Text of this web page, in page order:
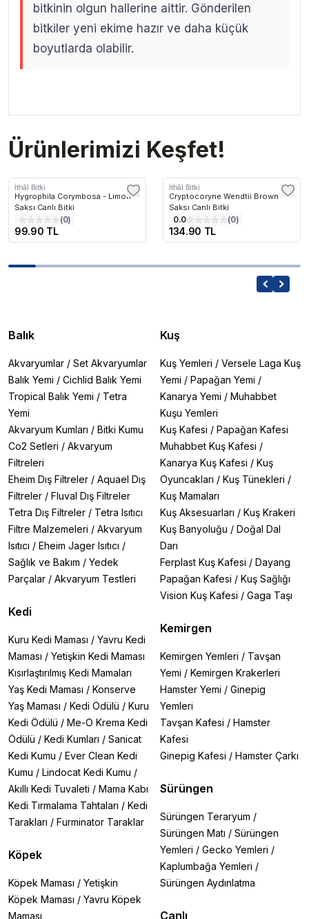
bitkinin olgun hallerine aittir. Gönderilen
bitkiler yeni ekime hazır ve daha küçük
boyutlarda olabilir.
Ürünlerimizi Keşfet!
İthâl Bitki
Hygrophila Corymbosa - Limon
Saksı Canlı Bitki
(0)
99.90 TL
İthâl Bitki
Cryptocoryne Wendtii Brown
Saksı Canlı Bitki
0.0 (0)
134.90 TL
Balık
Akvaryumlar / Set Akvaryumlar
Balık Yemi / Cichlid Balık Yemi
Tropical Balık Yemi / Tetra
Yemi
Akvaryum Kumları / Bitki Kumu
Co2 Setleri / Akvaryum
Filtreleri
Eheim Dış Filtreler / Aquael Dış
Filtreler / Fluval Dış Filtreler
Tetra Dış Filtreler / Tetra Isıtıcı
Filtre Malzemeleri / Akvaryum
Isıtıcı / Eheim Jager Isıtıcı /
Sağlık ve Bakım / Yedek
Parçalar / Akvaryum Testleri
Kedi
Kuru Kedi Maması / Yavru Kedi
Maması / Yetişkin Kedi Maması
Kısırlaştırılmış Kedi Mamaları
Yaş Kedi Maması / Konserve
Yaş Maması / Kedi Ödülü / Kuru
Kedi Ödülü / Me-O Krema Kedi
Ödülü / Kedi Kumları / Sanicat
Kedi Kumu / Ever Clean Kedi
Kumu / Lindocat Kedi Kumu /
Akıllı Kedi Tuvaleti / Mama Kabı
Kedi Tırmalama Tahtaları / Kedi
Tarakları / Furminator Taraklar
Köpek
Köpek Maması / Yetişkin
Köpek Maması / Yavru Köpek
Maması
Kuş
Kuş Yemleri / Versele Laga Kuş
Yemi / Papağan Yemi /
Kanarya Yemi / Muhabbet
Kuşu Yemleri
Kuş Kafesi / Papağan Kafesi
Muhabbet Kuş Kafesi /
Kanarya Kuş Kafesi / Kuş
Oyuncakları / Kuş Tünekleri /
Kuş Mamaları
Kuş Aksesuarları / Kuş Krakeri
Kuş Banyoluğu / Doğal Dal
Darı
Ferplast Kuş Kafesi / Dayang
Papağan Kafesi / Kuş Sağlığı
Vision Kuş Kafesi / Gaga Taşı
Kemirgen
Kemirgen Yemleri / Tavşan
Yemi / Kemirgen Krakerleri
Hamster Yemi / Ginepig
Yemleri
Tavşan Kafesi / Hamster
Kafesi
Ginepig Kafesi / Hamster Çarkı
Sürüngen
Sürüngen Teraryum /
Sürüngen Matı / Sürüngen
Yemleri / Gecko Yemleri /
Kaplumbağa Yemleri /
Sürüngen Aydınlatma
Canlı